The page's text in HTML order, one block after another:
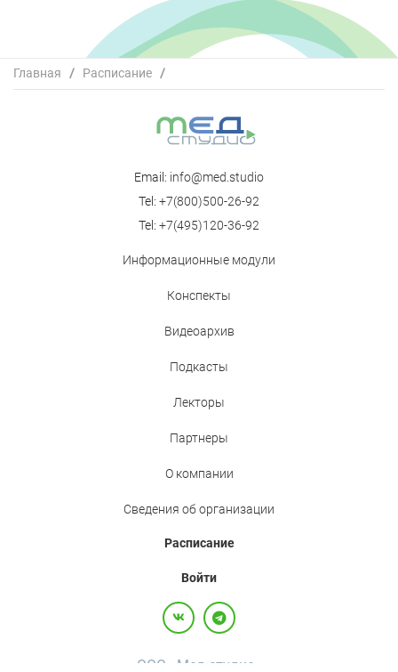
Главная / Расписание
/
Региональная образовательная Школа РОАГ
Email: info@med.studio
Tel: +7(800)500-26-92
Tel: +7(495)120-36-92
Информационные модули
Конспекты
Видеоархив
Подкасты
Лекторы
Партнеры
О компании
Сведения об организации
Расписание
Войти
ООО «Мед.студио»